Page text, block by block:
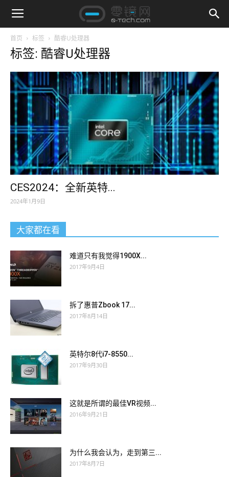
首页 标签 酷睿U处理器
标签: 酷睿U处理器
CES2024：全新英特...
2024年1月9日
大家都在看
难道只有我觉得1900X...
2017年9月4日
拆了惠普Zbook 17...
2017年8月14日
英特尔8代i7-8550...
2017年9月30日
这就是所谓的最佳VR视频...
2016年9月21日
为什么我会认为，走到第三...
2017年8月7日